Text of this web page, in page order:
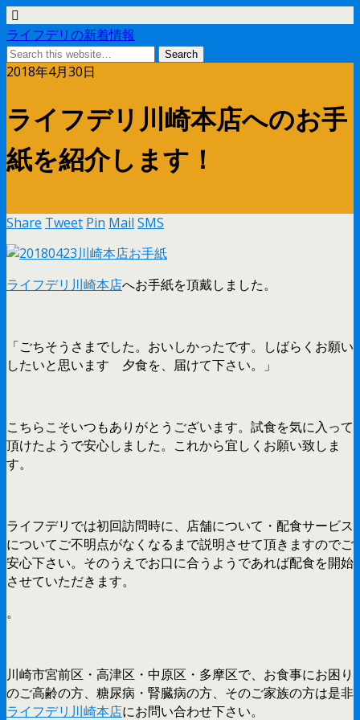
ライフデリの新着情報
2018年4月30日
ライフデリ川崎本店へのお手
紙を紹介します！
Share Tweet Pin Mail SMS
ライフデリ川崎本店へお手紙を頂戴しました。
「ごちそうさまでした。おいしかったです。しばらくお願い
したいと思います 夕食を、届けて下さい。」
こちらこそいつもありがとうございます。試食を気に入って
頂けたようで安心しました。これから宜しくお願い致しま
す。
ライフデリでは初回訪問時に、店舗について・配食サービス
についてご不明点がなくなるまで説明させて頂きますのでご
安心下さい。そのうえでお口に合うようであれば配食を開始
させていただきます。
。
川崎市宮前区・高津区・中原区・多摩区で、お食事にお困り
のご高齢の方、糖尿病・腎臓病の方、そのご家族の方は是非
ライフデリ川崎本店にお問い合わせ下さい。